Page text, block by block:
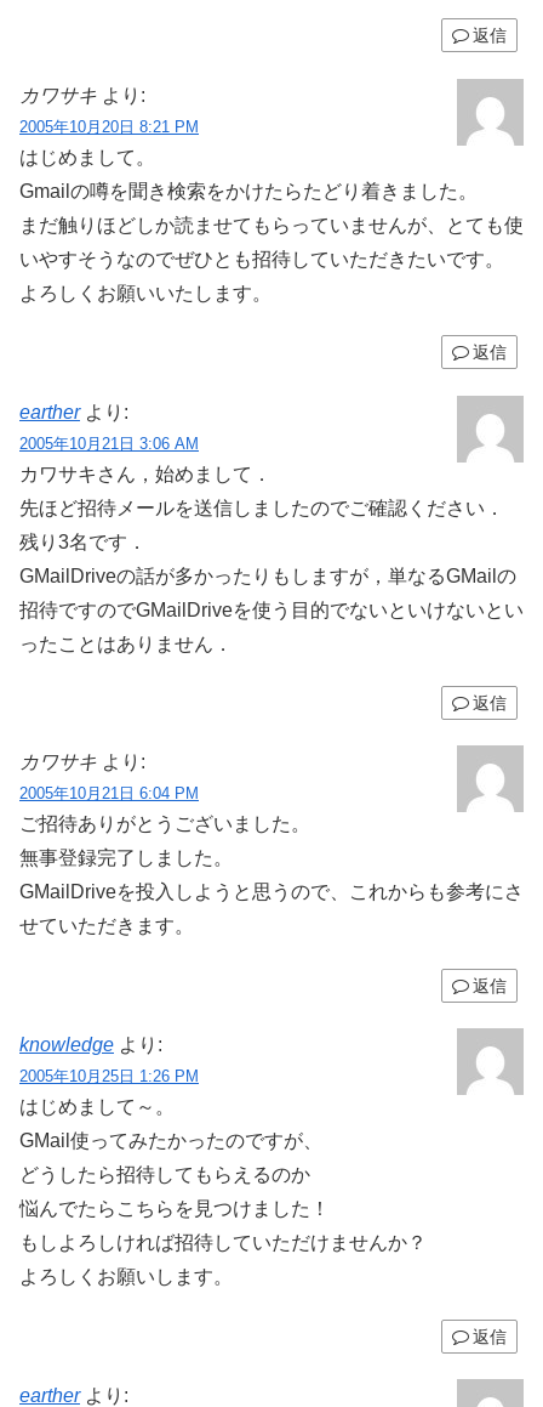
返信
カワサキ より:
2005年10月20日 8:21 PM
はじめまして。
Gmailの噂を聞き検索をかけたらたどり着きました。
まだ触りほどしか読ませてもらっていませんが、とても使
いやすそうなのでぜひとも招待していただきたいです。
よろしくお願いいたします。
返信
earther より:
2005年10月21日 3:06 AM
カワサキさん，始めまして．
先ほど招待メールを送信しましたのでご確認ください．
残り3名です．
GMailDriveの話が多かったりもしますが，単なるGMailの
招待ですのでGMailDriveを使う目的でないといけないとい
ったことはありません．
返信
カワサキ より:
2005年10月21日 6:04 PM
ご招待ありがとうございました。
無事登録完了しました。
GMailDriveを投入しようと思うので、これからも参考にさ
せていただきます。
返信
knowledge より:
2005年10月25日 1:26 PM
はじめまして～。
GMail使ってみたかったのですが、
どうしたら招待してもらえるのか
悩んでたらこちらを見つけました！
もしよろしければ招待していただけませんか？
よろしくお願いします。
返信
earther より: